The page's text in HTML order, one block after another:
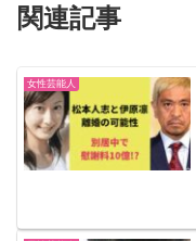
関連記事
女性芸能人